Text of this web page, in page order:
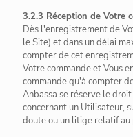
3.2.3 Réception de Votre
Dès l'enregistrement de
le Site) et dans un délai
compter de cet
Votre commande et Vous
commande qu'à compter
Anbassa se réserve le
concernant un Utilisateur,
doute ou un litige relatif